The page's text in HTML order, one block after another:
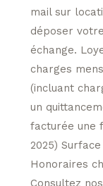
mail sur
déposer
échange.
charges
(incluant
un
facturée une
2025)
Honoraires
Consultez